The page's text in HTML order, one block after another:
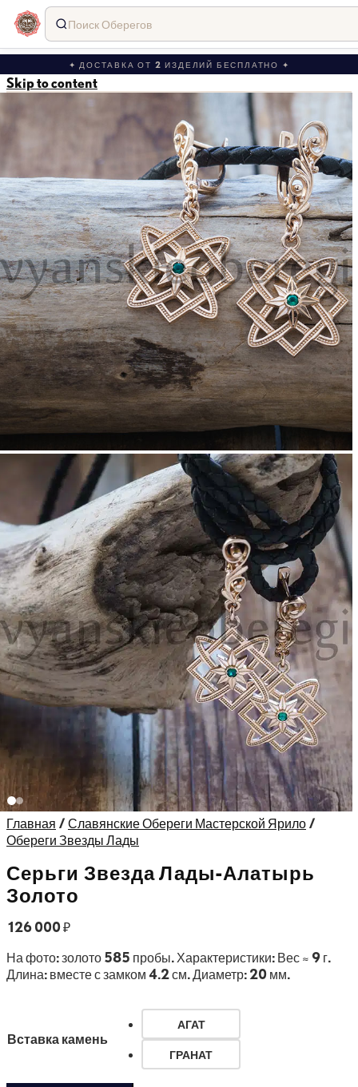
✦ ДОСТАВКА ОТ 2 ИЗДЕЛИЙ БЕСПЛАТНО ✦
Skip to content
Главная /Славянские Обереги Мастерской Ярило/
Обереги Звезды Лады
Серьги Звезда Лады-Алатырь
Золото
126 000₽
На фото: золото 585 пробы. Характеристики: Вес ≈ 9 г.
Длина: вместе с замком 4.2 см. Диаметр: 20 мм.
Вставка камень
АГАТ
ГРАНАТ
Поиск Оберегов